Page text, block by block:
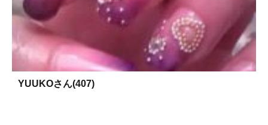
YUUKOさん(407)